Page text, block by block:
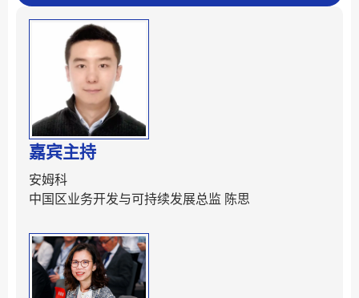
嘉宾主持
安姆科
中国区业务开发与可持续发展总监 陈思